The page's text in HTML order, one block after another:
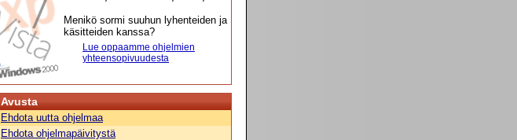
Menikö sormi suuhun lyhenteiden ja
käsitteiden kanssa?
Lue oppaamme ohjelmien
yhteensopivuudesta
Avusta
Ehdota uutta ohjelmaa
Ehdota ohjelmapäivitystä